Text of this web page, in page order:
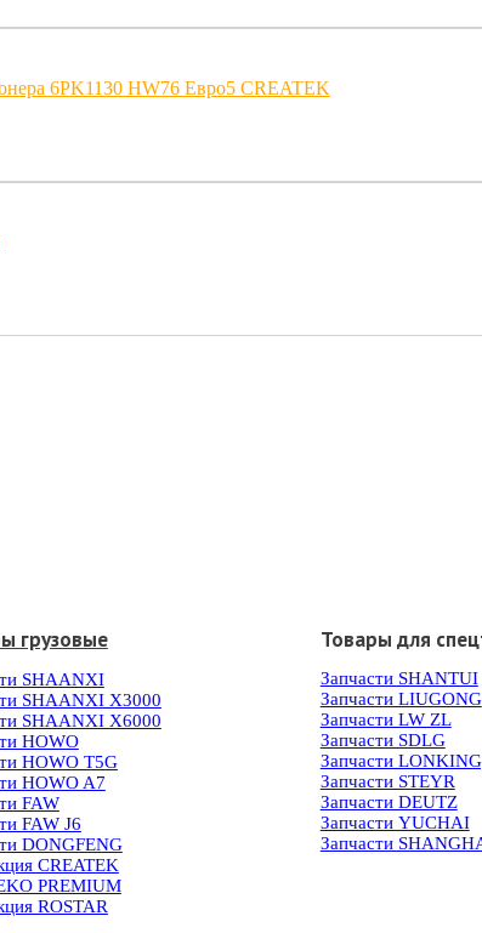
6PK1130 HW76 Евро5 CREATEK
грузовые
SHAANXI
SHAANXI X3000
SHAANXI X6000
HOWO
HOWO T5G
HOWO A7
FAW
FAW J6
DONGFENG
CREATEK
PREMIUM
ROSTAR
Товары для
Запчасти SHANTUI
Запчасти LIUGONG
Запчасти LW ZL
Запчасти SDLG
Запчасти
Запчасти STEYR
Запчасти DEUTZ
Запчасти YUCHAI
Запчасти